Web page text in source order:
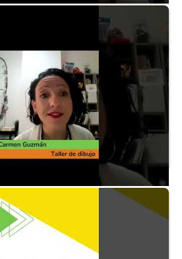
P3 - ¿Quién puede disfrutar la
P4 - ¿Qué momento WOW